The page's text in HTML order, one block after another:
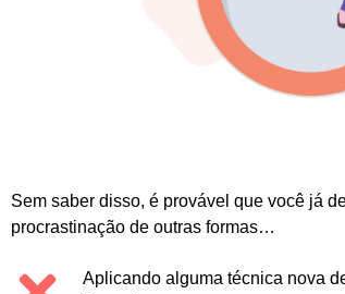
Sem saber disso, é provável que você já
procrastinação de outras formas…
Aplicando alguma técnica nova